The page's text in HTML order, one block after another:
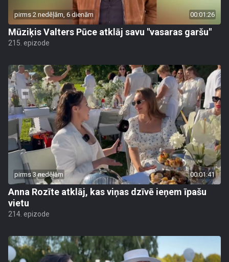
pirms 2 nedēļām, 6 dienām 00:01:26
Mūziķis Valters Pūce atklāj savu "vasaras garšu"
215. epizode
pirms 3 nedēļām 00:01:41
Anna Rozīte atklāj, kas viņas dzīvē ieņem īpašu
vietu
214. epizode